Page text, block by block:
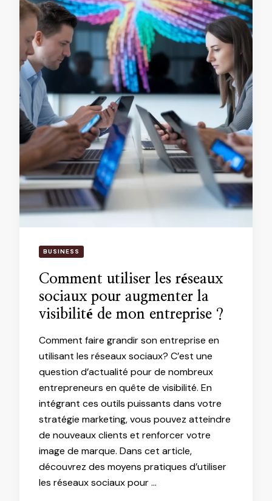
BUSINESS
Comment utiliser les réseaux
sociaux pour augmenter la
visibilité de mon entreprise ?
Comment faire grandir son entreprise en
utilisant les réseaux sociaux? C’est une
question d’actualité pour de nombreux
entrepreneurs en quête de visibilité. En
intégrant ces outils puissants dans votre
stratégie marketing, vous pouvez atteindre
de nouveaux clients et renforcer votre
image de marque. Dans cet article,
découvrez des moyens pratiques d’utiliser
les réseaux sociaux pour …